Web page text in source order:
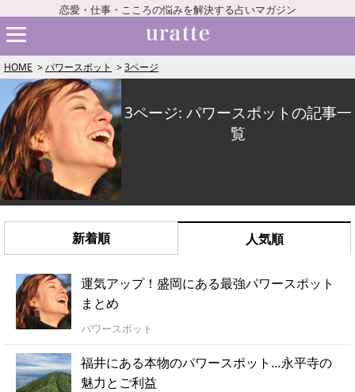
恋愛・仕事・こころの悩みを解決する占いマガジン
HOME パワースポット 3ページ
3ページ: パワースポットの記事一
覧
新着順 人気順
運気アップ！盛岡にある最強パワースポット
まとめ
パワースポット
福井にある本物のパワースポット…永平寺の
魅力とご利益